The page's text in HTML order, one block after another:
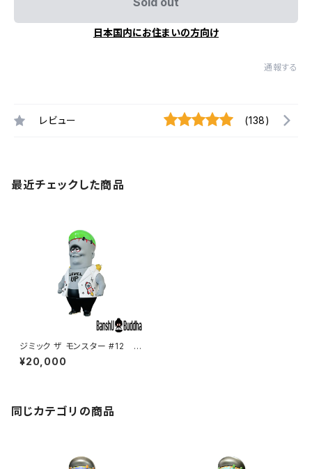
日本国内にお住まいの方向け
通報する
レビュー (138)
最近チェックした商品
ジミック ザ モンスター #12 (J
imic The Monster #12)
¥20,000
同じカテゴリの商品